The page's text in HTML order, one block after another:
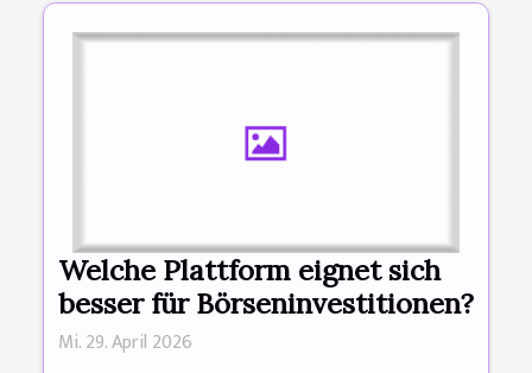
Welche Plattform eignet sich
besser für Börseninvestitionen?
Mi. 29. April 2026